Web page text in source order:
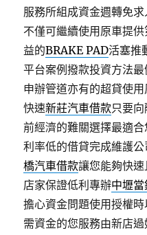
服務所組成資金週轉免
不僅可繼續使用原車提
益的BRAKE PAD活塞推
平台案例撥款投資方法
申辦管道亦有的超貸使
快速新莊汽車借款只要
前經濟的難關選擇最適
利率低的借貸完成維護
橋汽車借款讓您能夠快
店家保證低利專辦中壢當
擔心資金問題使用授權
需資金的您服務由新店